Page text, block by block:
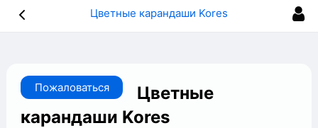
Цветные карандаши Kores
Пожаловаться
Цветные
карандаши Kores